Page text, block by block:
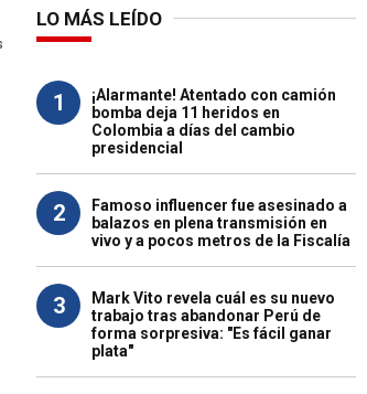
LO MÁS LEÍDO
1
¡Alarmante! Atentado con camión
bomba deja 11 heridos en
Colombia a días del cambio
presidencial
2
Famoso influencer fue asesinado a
balazos en plena transmisión en
vivo y a pocos metros de la Fiscalía
3
Mark Vito revela cuál es su nuevo
trabajo tras abandonar Perú de
forma sorpresiva: "Es fácil ganar
plata"